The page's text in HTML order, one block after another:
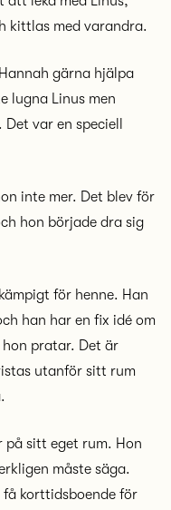
kittlas med varandra.
gärna hjälpa
lugna Linus men
var en speciell
inte mer. Det blev för
hon började dra sig
för henne. Han
han har en fix idé om
pratar. Det är
utanför sitt rum
på sitt eget rum. Hon
måste säga.
korttidsboende för